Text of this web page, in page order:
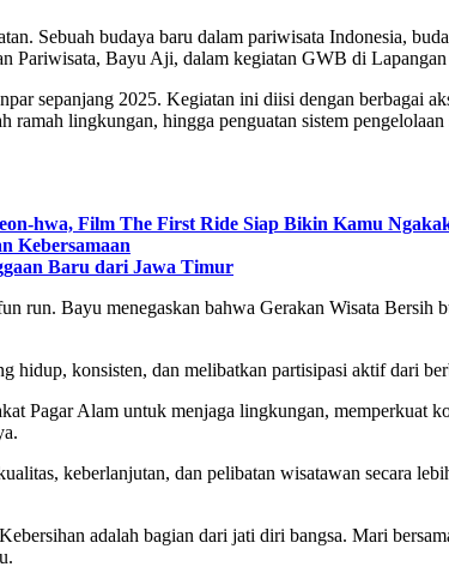
Sebuah budaya baru dalam pariwisata Indonesia,
Pariwisata, Bayu Aji, dalam kegiatan GWB di
sepanjang 2025. Kegiatan ini diisi dengan berbagai
lingkungan, hingga penguatan sistem
hwa, Film The First Ride Siap Bikin Kamu
Kebersamaan
Baru dari Jawa Timur
run. Bayu menegaskan bahwa Gerakan Wisata Bersih
konsisten, dan melibatkan partisipasi aktif dari
Pagar Alam untuk menjaga lingkungan, memperkuat
keberlanjutan, dan pelibatan wisatawan secara
adalah bagian dari jati diri bangsa. Mari